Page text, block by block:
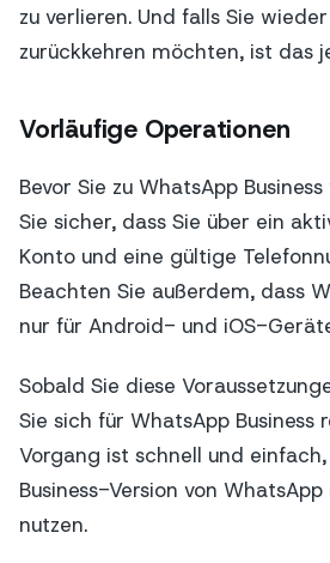
zu verlieren. Und falls Sie
zurückkehren möchten, ist das
Vorläufige Operationen
Bevor Sie zu WhatsApp
Sie sicher, dass Sie über ein
Konto und eine gültige
Beachten Sie außerdem, dass
nur für Android- und iOS-
Sobald Sie diese
Sie sich für WhatsApp Business
Vorgang ist schnell und
Business-Version von
nutzen.